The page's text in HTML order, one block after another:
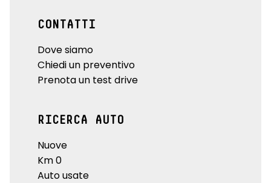
CONTATTI
Dove siamo
Chiedi un preventivo
Prenota un test drive
RICERCA AUTO
Nuove
Km 0
Auto usate